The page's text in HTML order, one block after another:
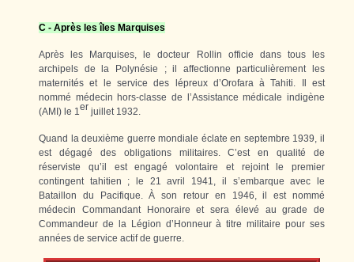
C - Après les îles Marquises
Après les Marquises, le docteur Rollin officie dans tous les
archipels de la Polynésie ; il affectionne particulièrement les
maternités et le service des lépreux d’Orofara à Tahiti. Il est
nommé médecin hors-classe de l’Assistance médicale indigène
(AMI) le 1er juillet 1932.
Quand la deuxième guerre mondiale éclate en septembre 1939, il
est dégagé des obligations militaires. C’est en qualité de
réserviste qu’il est engagé volontaire et rejoint le premier
contingent tahitien ; le 21 avril 1941, il s’embarque avec le
Bataillon du Pacifique. À son retour en 1946, il est nommé
médecin Commandant Honoraire et sera élevé au grade de
Commandeur de la Légion d’Honneur à titre militaire pour ses
années de service actif de guerre.